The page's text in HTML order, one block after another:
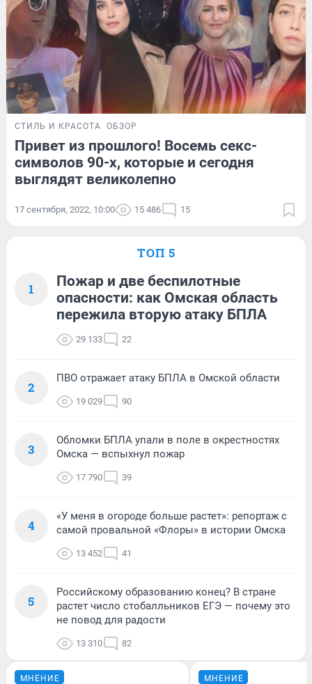
СТИЛЬ И КРАСОТА ОБЗОР
Привет из прошлого! Восемь секс-
символов 90-х, которые и сегодня
выглядят великолепно
17 сентября, 2022, 10:00 15 486 15
ТОП 5
1
Пожар и две беспилотные
опасности: как Омская область
пережила вторую атаку БПЛА
29 133 22
2
ПВО отражает атаку БПЛА в Омской области
19 029 90
3
Обломки БПЛА упали в поле в окрестностях
Омска — вспыхнул пожар
17 790 39
4
«У меня в огороде больше растет»: репортаж с
самой провальной «Флоры» в истории Омска
13 452 41
5
Российскому образованию конец? В стране
растет число стобалльников ЕГЭ — почему это
не повод для радости
13 310 82
МНЕНИЕ МНЕНИЕ